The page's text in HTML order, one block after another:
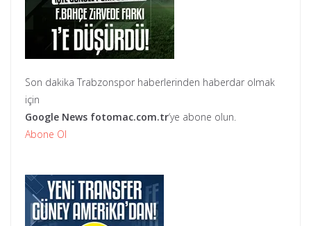
Son dakika Trabzonspor haberlerinden haberdar olmak
için
Google News fotomac.com.tr‘ye abone olun.
Abone Ol